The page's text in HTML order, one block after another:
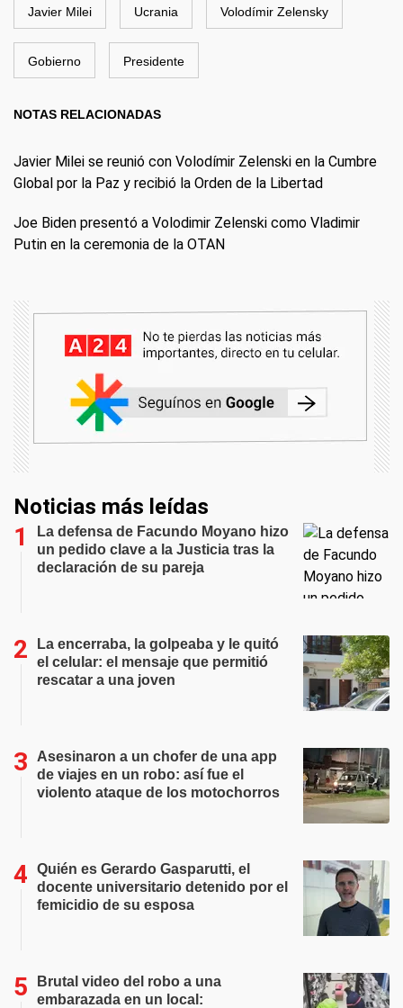
Javier Milei Ucrania Volodímir Zelensky
Gobierno Presidente
NOTAS RELACIONADAS
Javier Milei se reunió con Volodímir Zelenski en la Cumbre
Global por la Paz y recibió la Orden de la Libertad
Joe Biden presentó a Volodimir Zelenski como Vladimir
Putin en la ceremonia de la OTAN
Noticias más leídas
La defensa de Facundo Moyano hizo
un pedido clave a la Justicia tras la
declaración de su pareja
La encerraba, la golpeaba y le quitó
el celular: el mensaje que permitió
rescatar a una joven
Asesinaron a un chofer de una app
de viajes en un robo: así fue el
violento ataque de los motochorros
Quién es Gerardo Gasparutti, el
docente universitario detenido por el
femicidio de su esposa
Brutal video del robo a una
embarazada en un local: